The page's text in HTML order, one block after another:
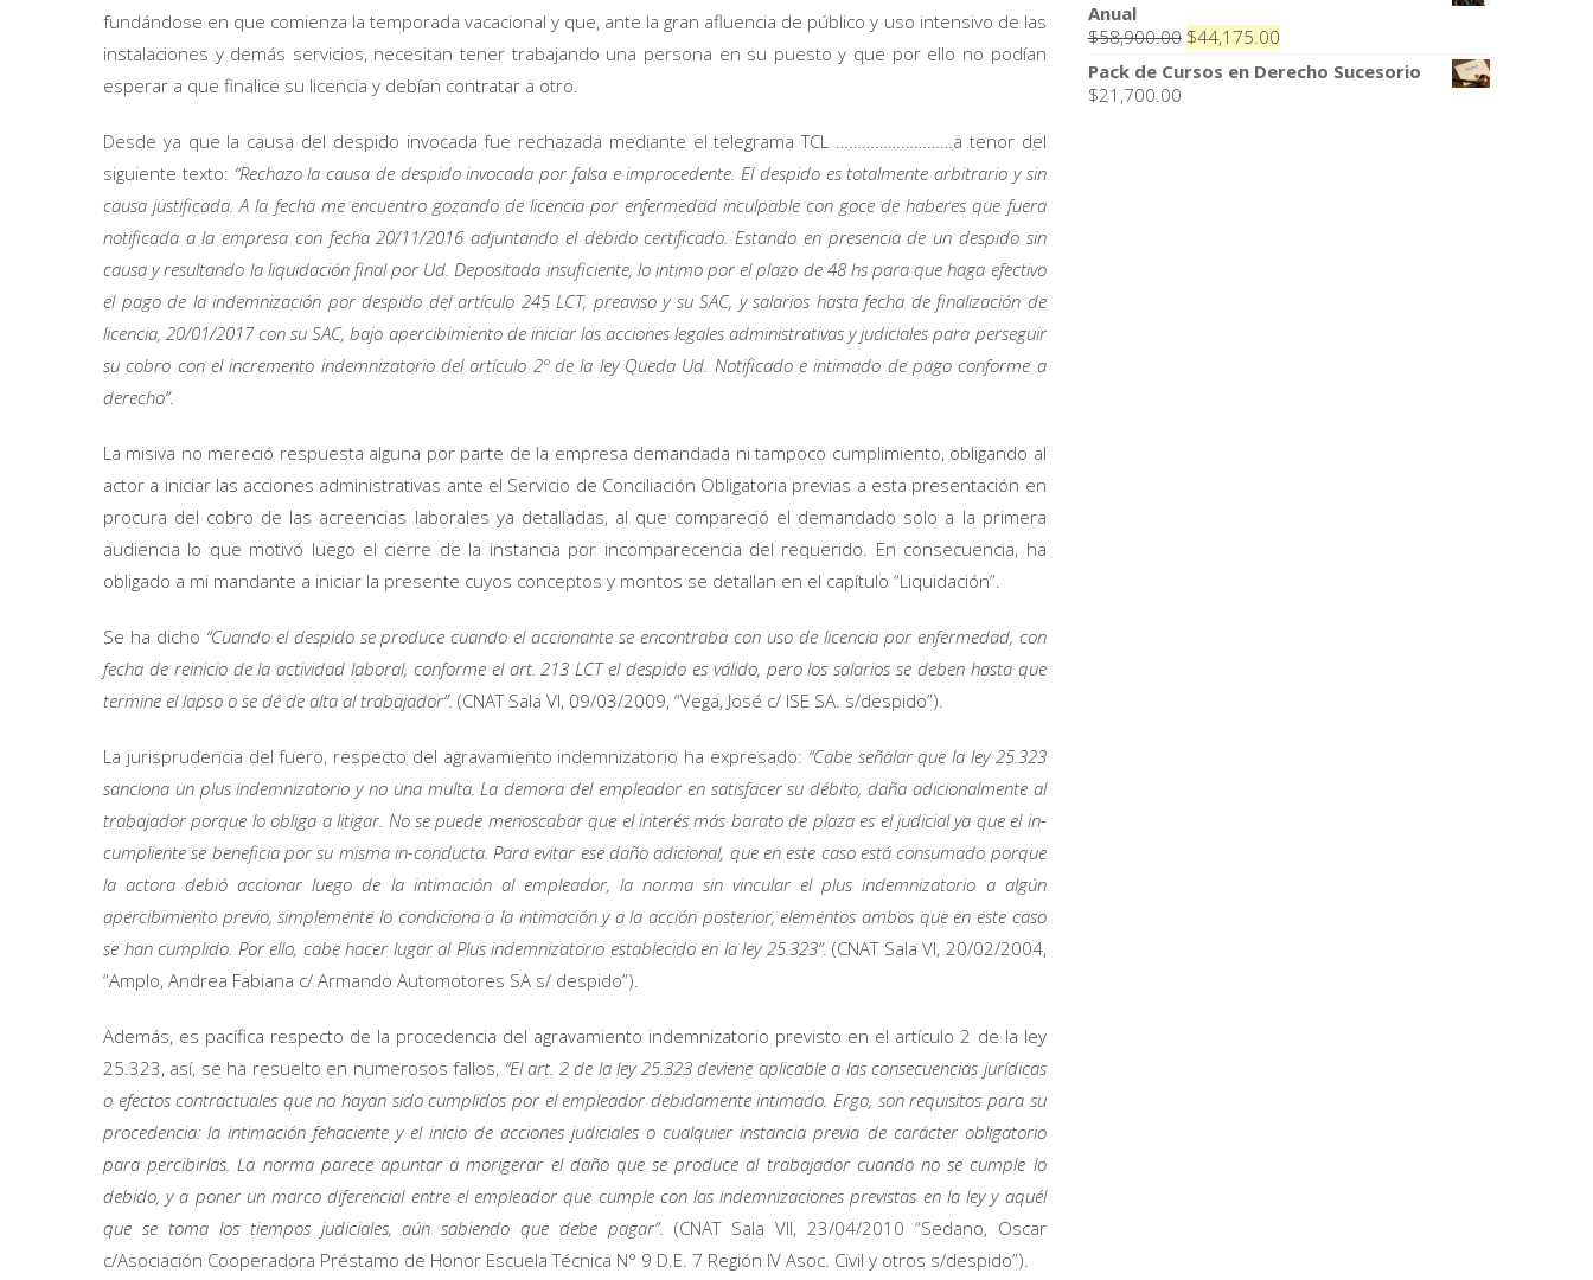
fundándose en que comienza la temporada vacacional y que, ante la gran afluencia de público y uso intensivo de las
instalaciones y demás servicios, necesitan tener trabajando una persona en su puesto y que por ello no podían
esperar a que finalice su licencia y debían contratar a otro.
Desde ya que la causa del despido invocada fue rechazada mediante el telegrama TCL ………………………a tenor del
siguiente texto: “Rechazo la causa de despido invocada por falsa e improcedente. El despido es totalmente arbitrario y sin
causa justificada. A la fecha me encuentro gozando de licencia por enfermedad inculpable con goce de haberes que fuera
notificada a la empresa con fecha 20/11/2016 adjuntando el debido certificado. Estando en presencia de un despido sin
causa y resultando la liquidación final por Ud. Depositada insuficiente, lo intimo por el plazo de 48 hs para que haga efectivo
el pago de la indemnización por despido del artículo 245 LCT, preaviso y su SAC, y salarios hasta fecha de finalización de
licencia, 20/01/2017 con su SAC, bajo apercibimiento de iniciar las acciones legales administrativas y judiciales para perseguir
su cobro con el incremento indemnizatorio del artículo 2º de la ley Queda Ud. Notificado e intimado de pago conforme a
derecho”.
La misiva no mereció respuesta alguna por parte de la empresa demandada ni tampoco cumplimiento, obligando al
actor a iniciar las acciones administrativas ante el Servicio de Conciliación Obligatoria previas a esta presentación en
procura del cobro de las acreencias laborales ya detalladas, al que compareció el demandado solo a la primera
audiencia lo que motivó luego el cierre de la instancia por incomparecencia del requerido. En consecuencia, ha
obligado a mi mandante a iniciar la presente cuyos conceptos y montos se detallan en el capítulo “Liquidación”.
Se ha dicho “Cuando el despido se produce cuando el accionante se encontraba con uso de licencia por enfermedad, con
fecha de reinicio de la actividad laboral, conforme el art. 213 LCT el despido es válido, pero los salarios se deben hasta que
termine el lapso o se dé de alta al trabajador”. (CNAT Sala VI, 09/03/2009, “Vega, José c/ ISE SA. s/despido”).
La jurisprudencia del fuero, respecto del agravamiento indemnizatorio ha expresado: “Cabe señalar que la ley 25.323
sanciona un plus indemnizatorio y no una multa. La demora del empleador en satisfacer su débito, daña adicionalmente al
trabajador porque lo obliga a litigar. No se puede menoscabar que el interés más barato de plaza es el judicial ya que el in-
cumpliente se beneficia por su misma in-conducta. Para evitar ese daño adicional, que en este caso está consumado porque
la actora debió accionar luego de la intimación al empleador, la norma sin vincular el plus indemnizatorio a algún
apercibimiento previo, simplemente lo condiciona a la intimación y a la acción posterior, elementos ambos que en este caso
se han cumplido. Por ello, cabe hacer lugar al Plus indemnizatorio establecido en la ley 25.323”. (CNAT Sala VI, 20/02/2004,
“Amplo, Andrea Fabiana c/ Armando Automotores SA s/ despido”).
Además, es pacífica respecto de la procedencia del agravamiento indemnizatorio previsto en el artículo 2 de la ley
25.323, así, se ha resuelto en numerosos fallos, “El art. 2 de la ley 25.323 deviene aplicable a las consecuencias jurídicas
o efectos contractuales que no hayan sido cumplidos por el empleador debidamente intimado. Ergo, son requisitos para su
procedencia: la intimación fehaciente y el inicio de acciones judiciales o cualquier instancia previa de carácter obligatorio
para percibirlas. La norma parece apuntar a morigerar el daño que se produce al trabajador cuando no se cumple lo
debido, y a poner un marco diferencial entre el empleador que cumple con las indemnizaciones previstas en la ley y aquél
que se toma los tiempos judiciales, aún sabiendo que debe pagar”. (CNAT Sala VII, 23/04/2010 “Sedano, Oscar
c/Asociación Cooperadora Préstamo de Honor Escuela Técnica N° 9 D.E. 7 Región IV Asoc. Civil y otros s/despido”).
Anual
$58,900.00 El
original
$44,175.00El
precio
actual
Pack de Cursos en Derecho Sucesorio
$21,700.00